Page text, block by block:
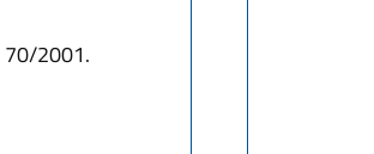
70/2001.